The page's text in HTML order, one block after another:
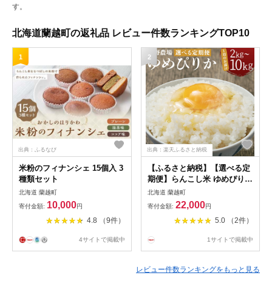
す。
北海道蘭越町の返礼品 レビュー件数ランキングTOP10
1
出典：ふるなび
米粉のフィナンシェ 15個入 3
種類セット
北海道 蘭越町
寄付金額: 10,000円
4.8 （9件）
4サイトで掲載中
2
出典：楽天ふるさと納税
【ふるさと納税】【選べる定
期便】らんこし米 ゆめぴりか
2kg/5kg/10kg 選べる内容量 2
ヶ月/3ヶ月/4ヶ月/5ヶ月/6ヶ月
定期便 お米 白米 精米 北海道
産 蘭越町産 送料無料
北海道 蘭越町
寄付金額: 22,000円
5.0 （2件）
1サイトで掲載中
レビュー件数ランキングをもっと見る